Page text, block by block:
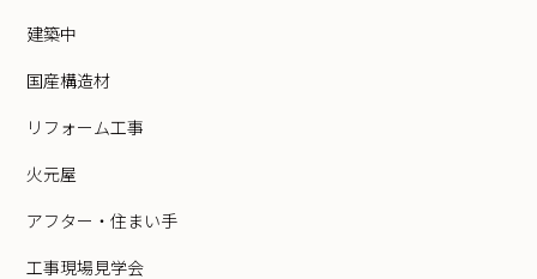
建築中
国産構造材
リフォーム工事
火元屋
アフター・住まい手
工事現場見学会